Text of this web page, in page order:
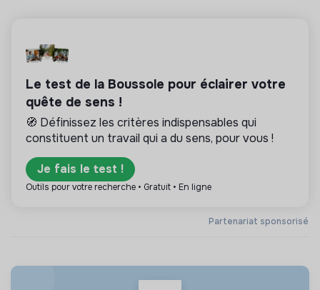
Partenariat sponsorisé
Le test de la Boussole pour éclairer votre
quête de sens !
🧭 Définissez les critères indispensables qui
constituent un travail qui a du sens, pour vous !
Je fais le test !
Outils pour votre recherche • Gratuit • En ligne